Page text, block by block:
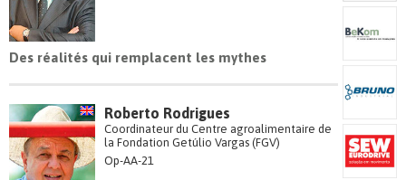
Des réalités qui remplacent les mythes
Roberto Rodrigues
Coordinateur du Centre agroalimentaire de
la Fondation Getúlio Vargas (FGV)
Op-AA-21